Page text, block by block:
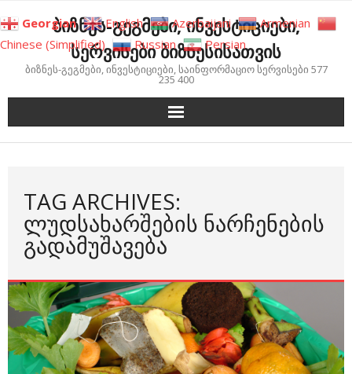
to
content
ბიზნეს-გეგმები, ინვესტიციები,
სერვისები ბიზნესისათვის
ბიზნეს-გეგმები, ინვესტიციები, საინფორმაციო სერვისები 577
235 400
TAG ARCHIVES:
ᲚᲣᲓᲡᲐᲮᲐᲠᲨᲔᲑᲘᲡ ᲜᲐᲠᲩᲔᲜᲔᲑᲘᲡ
ᲒᲐᲓᲐᲛᲣᲨᲐᲕᲔᲑᲐ
Georgian English Azerbaijani
Armenian
Chinese (Simplified)
Russian Persian